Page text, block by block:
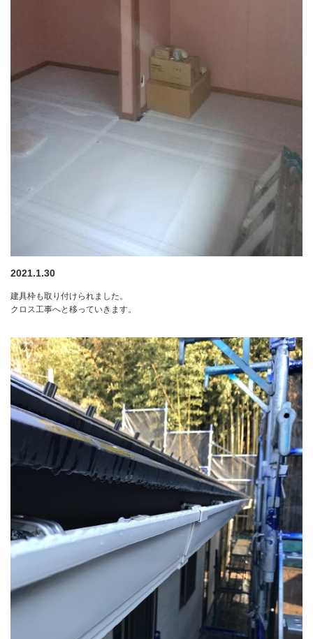
2021.1.30
建具枠も取り付けられました。
クロス工事へと移っていきます。